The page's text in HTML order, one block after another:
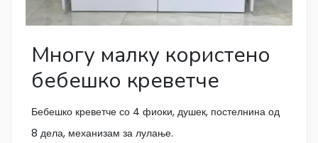
Многу малку користено
бебешко креветче
Бебешко креветче со 4 фиоки, душек, постелнина од
8 дела, механизам за лулање.